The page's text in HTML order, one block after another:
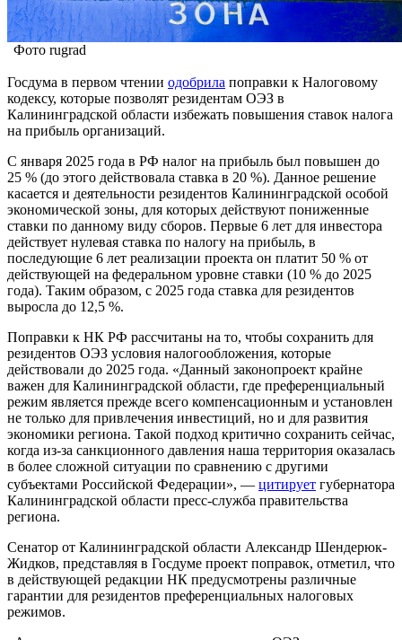
Фото rugrad
Госдума в первом чтении одобрила поправки к Налоговому
кодексу, которые позволят резидентам ОЭЗ в
Калининградской области избежать повышения ставок налога
на прибыль организаций.
С января 2025 года в РФ налог на прибыль был повышен до
25 % (до этого действовала ставка в 20 %). Данное решение
касается и деятельности резидентов Калининградской особой
экономической зоны, для которых действуют пониженные
ставки по данному виду сборов. Первые 6 лет для инвестора
действует нулевая ставка по налогу на прибыль, в
последующие 6 лет реализации проекта он платит 50 % от
действующей на федеральном уровне ставки (10 % до 2025
года). Таким образом, с 2025 года ставка для резидентов
выросла до 12,5 %.
Поправки к НК РФ рассчитаны на то, чтобы сохранить для
резидентов ОЭЗ условия налогообложения, которые
действовали до 2025 года. «Данный законопроект крайне
важен для Калининградской области, где преференциальный
режим является прежде всего компенсационным и установлен
не только для привлечения инвестиций, но и для развития
экономики региона. Такой подход критично сохранить сейчас,
когда из-за санкционного давления наша территория оказалась
в более сложной ситуации по сравнению с другими
субъектами Российской Федерации», — цитирует губернатора
Калининградской области пресс-служба правительства
региона.
Сенатор от Калининградской области Александр Шендерюк-
Жидков, представляя в Госдуме проект поправок, отметил, что
в действующей редакции НК предусмотрены различные
гарантии для резидентов преференциальных налоговых
режимов.